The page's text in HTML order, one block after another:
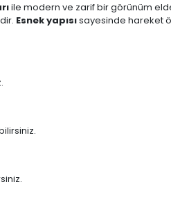
ile modern ve zarif bir görünüm
Esnek yapısısayesinde hareket